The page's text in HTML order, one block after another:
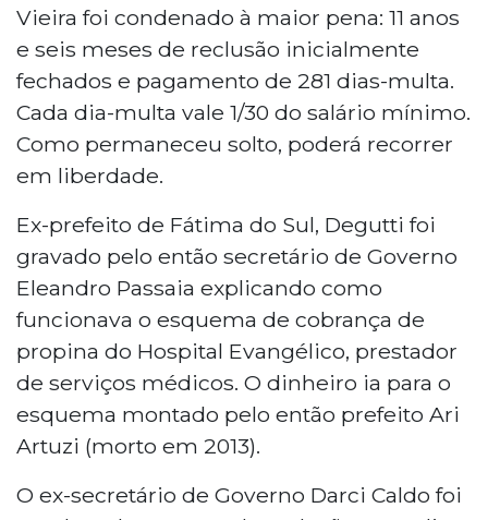
Vieira foi condenado à maior pena: 11 anos
e seis meses de reclusão inicialmente
fechados e pagamento de 281 dias-multa.
Cada dia-multa vale 1/30 do salário mínimo.
Como permaneceu solto, poderá recorrer
em liberdade.
Ex-prefeito de Fátima do Sul, Degutti foi
gravado pelo então secretário de Governo
Eleandro Passaia explicando como
funcionava o esquema de cobrança de
propina do Hospital Evangélico, prestador
de serviços médicos. O dinheiro ia para o
esquema montado pelo então prefeito Ari
Artuzi (morto em 2013).
O ex-secretário de Governo Darci Caldo foi